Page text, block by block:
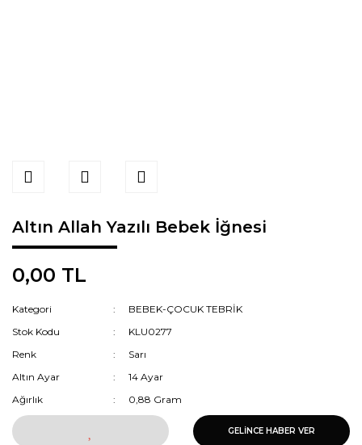
Altın Allah Yazılı Bebek İğnesi
0,00 TL
Kategori
BEBEK-ÇOCUK TEBRİK
Stok Kodu
KLU0277
Renk
Sarı
Altın Ayar
14 Ayar
Ağırlık
0,88 Gram
GELİNCE HABER VER